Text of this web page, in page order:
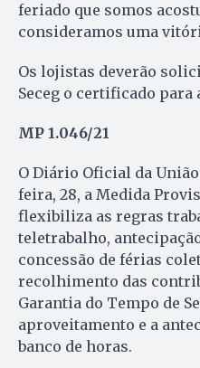
feriado que somos
consideramos uma
Os lojistas deverão
Seceg o certificado
MP 1.046/21
O Diário Oficial da
feira, 28, a Medida
flexibiliza as regras
teletrabalho,
concessão de férias
recolhimento das
Garantia do Tempo de
aproveitamento e a
banco de horas.